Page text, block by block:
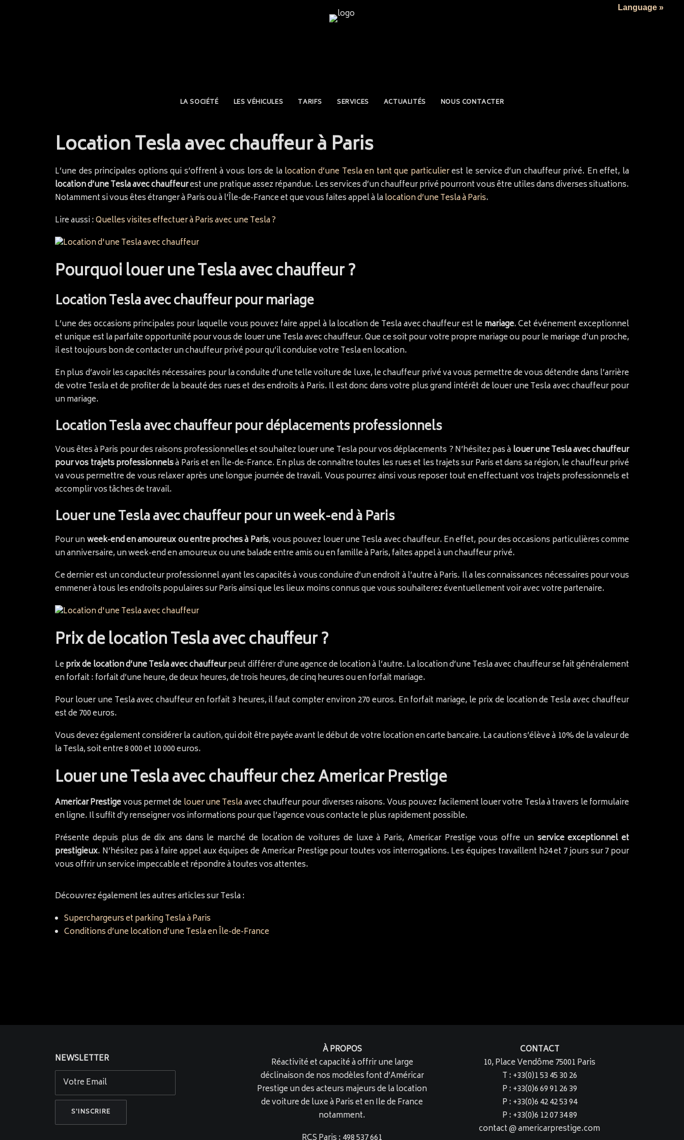
LA SOCIÉTÉ LES VÉHICULES TARIFS SERVICES ACTUALITÉS NOUS CONTACTER
Location Tesla avec chauffeur à Paris
L’une des principales options qui s’offrent à vous lors de lalocation d’une Tesla en tant que particulierest le service d’un chauffeur privé. En effet, la
location d’une Tesla avec chauffeurest une pratique assez répandue. Les services d’un chauffeur privé pourront vous être utiles dans diverses situations.
Notamment si vous êtes étranger à Paris ou à l’Île-de-France et que vous faites appel à lalocation d’une Tesla à Paris.
Lire aussi :Quelles visites effectuer à Paris avec une Tesla ?
Pourquoi louer une Tesla avec chauffeur ?
Location Tesla avec chauffeur pour mariage
L’une des occasions principales pour laquelle vous pouvez faire appel à la location de Tesla avec chauffeur est lemariage. Cet événement exceptionnel
et unique est la parfaite opportunité pour vous de louer une Tesla avec chauffeur. Que ce soit pour votre propre mariage ou pour le mariage d’un proche,
il est toujours bon de contacter un chauffeur privé pour qu’il conduise votre Tesla en location.
En plus d’avoir les capacités nécessaires pour la conduite d’une telle voiture de luxe, le chauffeur privé va vous permettre de vous détendre dans l’arrière
de votre Tesla et de profiter de la beauté des rues et des endroits à Paris. Il est donc dans votre plus grand intérêt de louer une Tesla avec chauffeur pour
un mariage.
Location Tesla avec chauffeur pour déplacements professionnels
Vous êtes à Paris pour des raisons professionnelles et souhaitez louer une Tesla pour vos déplacements ? N’hésitez pas àlouer une Tesla avec chauffeur
pour vos trajets professionnelsà Paris et en Île-de-France. En plus de connaître toutes les rues et les trajets sur Paris et dans sa région, le chauffeur privé
va vous permettre de vous relaxer après une longue journée de travail. Vous pourrez ainsi vous reposer tout en effectuant vos trajets professionnels et
accomplir vos tâches de travail.
Louer une Tesla avec chauffeur pour un week-end à Paris
Pour unweek-end en amoureux ou entre proches à Paris, vous pouvez louer une Tesla avec chauffeur. En effet, pour des occasions particulières comme
un anniversaire, un week-end en amoureux ou une balade entre amis ou en famille à Paris, faites appel à un chauffeur privé.
Ce dernier est un conducteur professionnel ayant les capacités à vous conduire d’un endroit à l’autre à Paris. Il a les connaissances nécessaires pour vous
emmener à tous les endroits populaires sur Paris ainsi que les lieux moins connus que vous souhaiterez éventuellement voir avec votre partenaire.
Prix de location Tesla avec chauffeur ?
Leprix de location d’une Tesla avec chauffeurpeut différer d’une agence de location à l’autre. La location d’une Tesla avec chauffeur se fait généralement
en forfait : forfait d’une heure, de deux heures, de trois heures, de cinq heures ou en forfait mariage.
Pour louer une Tesla avec chauffeur en forfait 3 heures, il faut compter environ 270 euros. En forfait mariage, le prix de location de Tesla avec chauffeur
est de 700 euros.
Vous devez également considérer la caution, qui doit être payée avant le début de votre location en carte bancaire. La caution s’élève à 10% de la valeur de
la Tesla, soit entre 8 000 et 10 000 euros.
Louer une Tesla avec chauffeur chez Americar Prestige
Americar Prestigevous permet delouer une Teslaavec chauffeur pour diverses raisons. Vous pouvez facilement louer votre Tesla à travers le formulaire
en ligne. Il suffit d’y renseigner vos informations pour que l’agence vous contacte le plus rapidement possible.
Présente depuis plus de dix ans dans le marché de location de voitures de luxe à Paris, Americar Prestige vous offre un service exceptionnel et
prestigieux. N’hésitez pas à faire appel aux équipes de Americar Prestige pour toutes vos interrogations. Les équipes travaillent h24 et 7 jours sur 7 pour
vous offrir un service impeccable et répondre à toutes vos attentes.
Découvrez également les autres articles sur Tesla :
Superchargeurs et parking Tesla à Paris
Conditions d’une location d’une Tesla en Île-de-France
NEWSLETTER
À PROPOS
Réactivité et capacité à offrir une large
déclinaison de nos modèles font d’Américar
Prestige un des acteurs majeurs de la location
de voiture de luxe à Paris et en Ile de France
notamment.
CONTACT
10, Place Vendôme 75001 Paris
T : +33(0)1 53 45 30 26
P : +33(0)6 69 91 26 39
P : +33(0)6 42 42 53 94
P : +33(0)6 12 07 34 89
contact @ americarprestige.com
Language »